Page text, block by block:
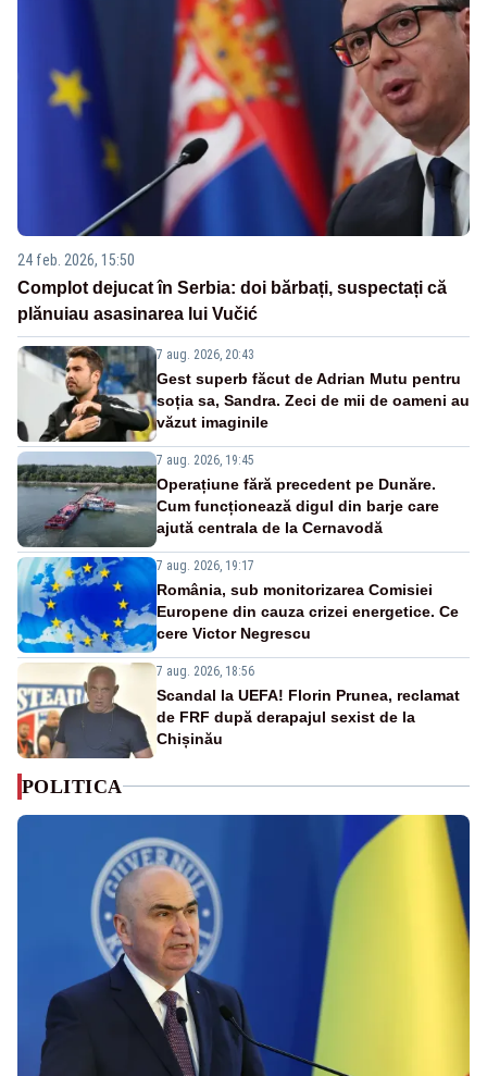
24 feb. 2026, 15:50
Complot dejucat în Serbia: doi bărbați, suspectați că
plănuiau asasinarea lui Vučić
7 aug. 2026, 20:43
Gest superb făcut de Adrian Mutu pentru
soția sa, Sandra. Zeci de mii de oameni au
văzut imaginile
7 aug. 2026, 19:45
Operațiune fără precedent pe Dunăre.
Cum funcționează digul din barje care
ajută centrala de la Cernavodă
7 aug. 2026, 19:17
România, sub monitorizarea Comisiei
Europene din cauza crizei energetice. Ce
cere Victor Negrescu
7 aug. 2026, 18:56
Scandal la UEFA! Florin Prunea, reclamat
de FRF după derapajul sexist de la
Chișinău
POLITICA